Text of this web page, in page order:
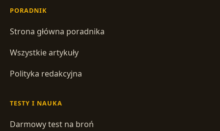
PORADNIK
Strona główna poradnika
Wszystkie artykuły
Polityka redakcyjna
TESTY I NAUKA
Darmowy test na broń